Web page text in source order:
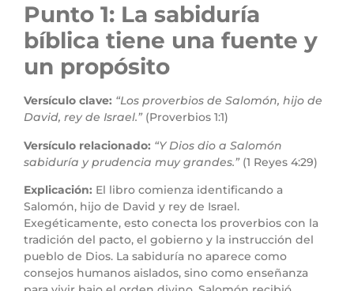
Punto 1: La sabiduría
bíblica tiene una fuente y
un propósito
Versículo clave: “Los proverbios de Salomón, hijo de
David, rey de Israel.”(Proverbios 1:1)
Versículo relacionado: “Y Dios dio a Salomón
sabiduría y prudencia muy grandes.”(1 Reyes 4:29)
Explicación: El libro comienza identificando a
Salomón, hijo de David y rey de Israel.
Exegéticamente, esto conecta los proverbios con la
tradición del pacto, el gobierno y la instrucción del
pueblo de Dios. La sabiduría no aparece como
consejos humanos aislados, sino como enseñanza